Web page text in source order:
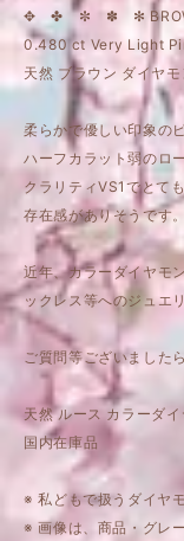
✥ ✤ ✼ ✽ ✻
0.480 ct Very Light
天然 ブラウン ダイヤ
柔らかで優しい印象の
ハーフカラット弱のロ
クラリティVS1でとて
存在感がありそうです。
近年、カラーダイヤモ
ックレス等へのジュエ
ご質問等ございました
天然 ルース カラーダ
国内在庫品
※ 私どもで扱うダイヤ
※ 画像は、商品・グレ